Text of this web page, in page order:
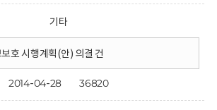
기타
호 시행계획(안) 의결 건
2014-04-28 36820